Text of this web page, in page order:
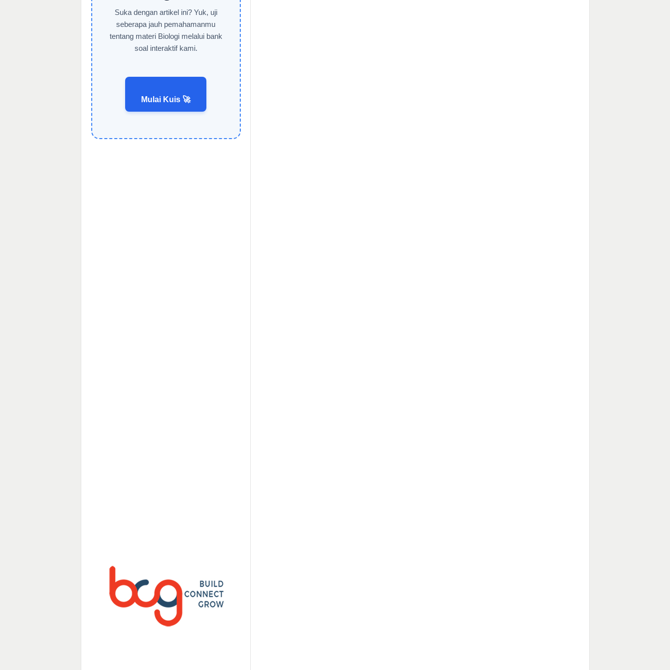
Suka dengan artikel ini? Yuk, uji
seberapa jauh pemahamanmu
tentang materi Biologi melalui bank
soal interaktif kami.
Mulai Kuis 🚀